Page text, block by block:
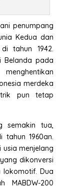
penumpang
Kedua dan
tahun 1942.
Belanda pada
merdeka
pun tetap
semakin tua,
1960an.
usia menjelang
dikonversi
lokomotif. Dua
MABDW-200